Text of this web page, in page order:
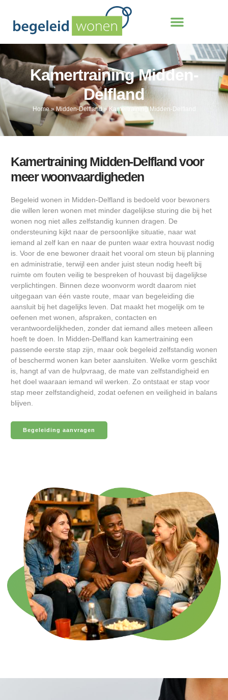
Kamertraining Midden-
Delfland
Home»Midden-Delfland»Kamertraining Midden-Delfland
Kamertraining Midden-Delfland voor
meer woonvaardigheden
Begeleid wonen in Midden-Delfland is bedoeld voor bewoners
die willen leren wonen met minder dagelijkse sturing die bij het
wonen nog niet alles zelfstandig kunnen dragen. De
ondersteuning kijkt naar de persoonlijke situatie, naar wat
iemand al zelf kan en naar de punten waar extra houvast nodig
is. Voor de ene bewoner draait het vooral om steun bij planning
en administratie, terwijl een ander juist steun nodig heeft bij
ruimte om fouten veilig te bespreken of houvast bij dagelijkse
verplichtingen. Binnen deze woonvorm wordt daarom niet
uitgegaan van één vaste route, maar van begeleiding die
aansluit bij het dagelijks leven. Dat maakt het mogelijk om te
oefenen met wonen, afspraken, contacten en
verantwoordelijkheden, zonder dat iemand alles meteen alleen
hoeft te doen. In Midden-Delfland kan kamertraining een
passende eerste stap zijn, maar ook begeleid zelfstandig wonen
of beschermd wonen kan beter aansluiten. Welke vorm geschikt
is, hangt af van de hulpvraag, de mate van zelfstandigheid en
het doel waaraan iemand wil werken. Zo ontstaat er stap voor
stap meer zelfstandigheid, zodat oefenen en veiligheid in balans
blijven.
Begeleiding aanvragen